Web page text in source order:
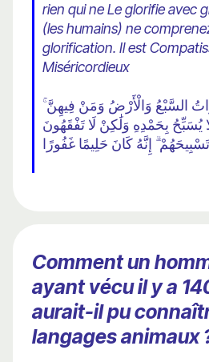
rien qui ne Le glorifie avec
(les humains) ne
glorification. Il est
Miséricordieux
السَّبْعُ وَالْأَرْضُ وَمَنْ فِيهِنَّ
بِحَمْدِهِ وَلَٰكِنْ لَا تَفْقَهُونَ
تَسْبِيحَهُمْ ۗ إِنَّهُ كَانَ حَلِيمًا غَفُورًا
Comment un
ayant vécu il y a
aurait-il pu
langages animaux